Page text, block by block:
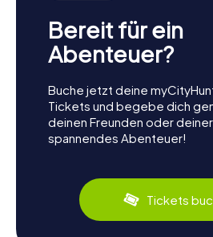
Bereit für ein
Abenteuer?
Buche jetzt deine
Tickets und begebe dich
deinen Freunden oder deiner
spannendes Abenteuer!
Tickets